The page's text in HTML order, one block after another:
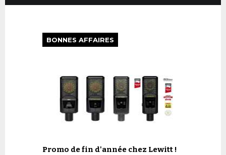
BONNES AFFAIRES
Promo de fin d'année chez Lewitt !